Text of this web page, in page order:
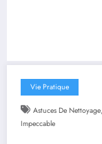
Vie Pratique
Astuces De Nettoyage,
Impeccable